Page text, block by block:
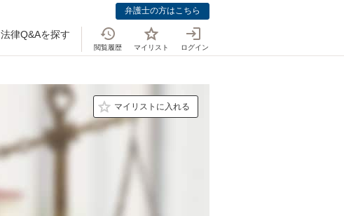
弁護士の方はこちら
法律Q&Aを探す
閲覧履歴 マイリスト ログイン
マイリストに入れる